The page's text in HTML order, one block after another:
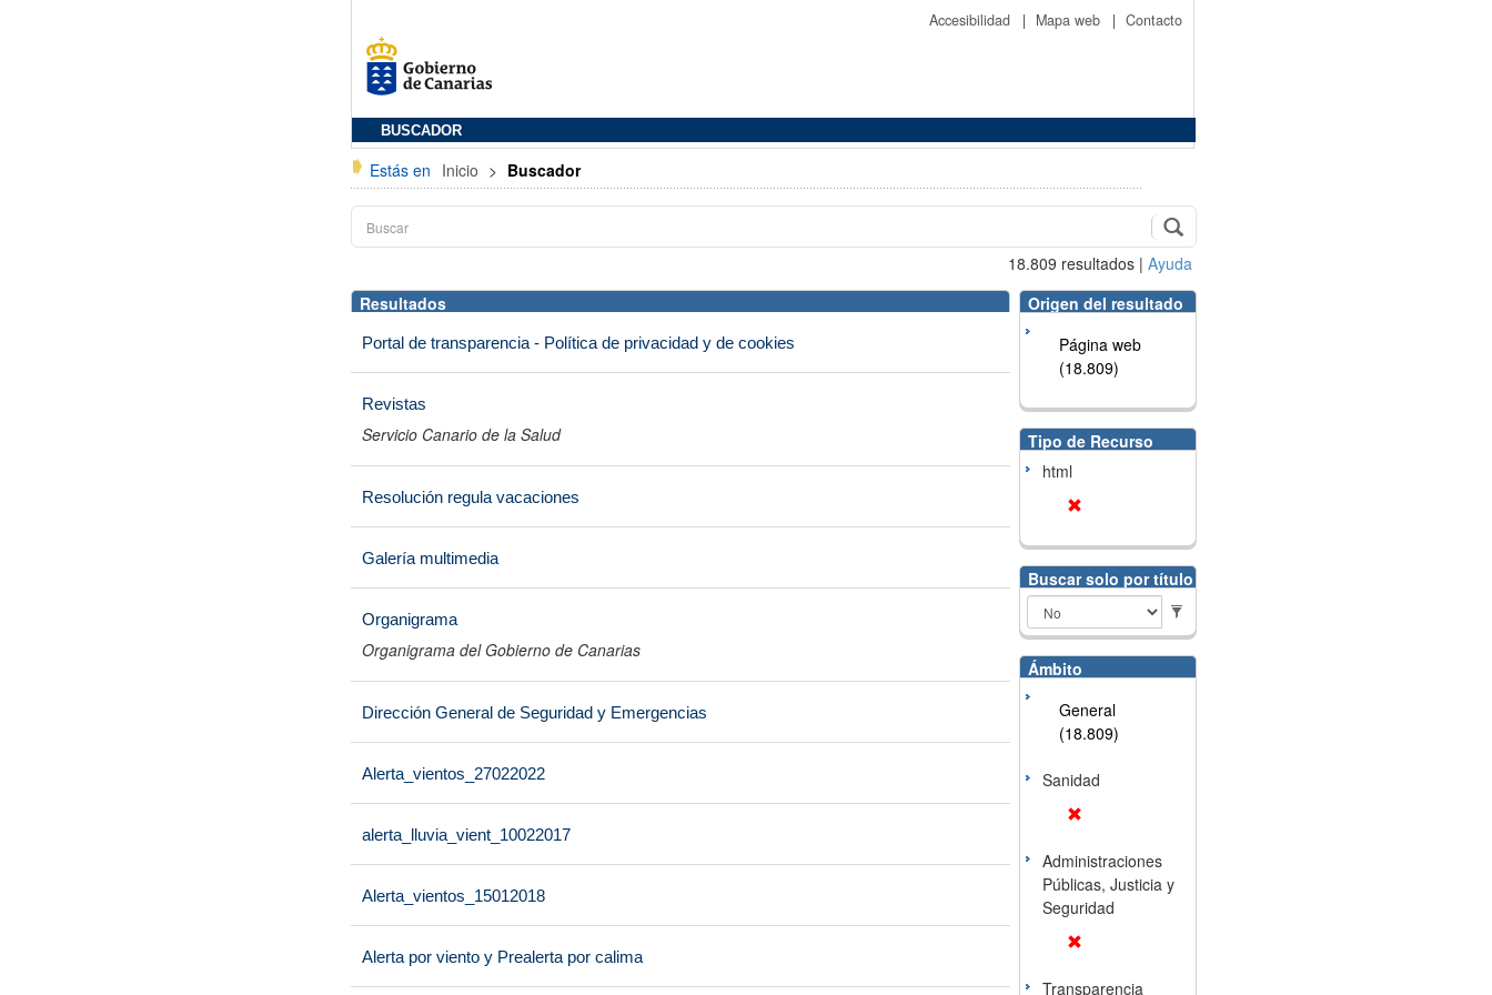
Accesibilidad | Mapa web | Contacto
BUSCADOR
Estás en Inicio > Buscador
18.809 resultados | Ayuda
Resultados
Portal de transparencia - Política de privacidad y de cookies
Revistas
Servicio Canario de la Salud
Resolución regula vacaciones
Galería multimedia
Organigrama
Organigrama del Gobierno de Canarias
Dirección General de Seguridad y Emergencias
Alerta_vientos_27022022
alerta_lluvia_vient_10022017
Alerta_vientos_15012018
Alerta por viento y Prealerta por calima
Origen del resultado
Página web
(18.809)
Tipo de Recurso
html
Buscar solo por título
Ámbito
General
(18.809)
Sanidad
Administraciones
Públicas, Justicia y
Seguridad
Transparencia